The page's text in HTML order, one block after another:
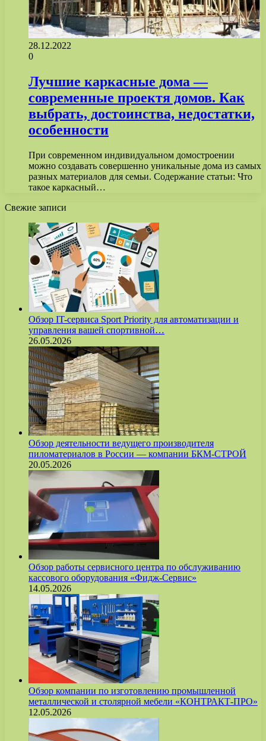
28.12.2022
0
Лучшие каркасные дома —
современные проектя домов. Как
выбрать, достоинства, недостатки,
особенности
При современном индивидуальном домостроении
можно создавать совершенно уникальные дома из самых
разных материалов для семьи. Содержание статьи: Что
такое каркасный…
Свежие записи
Обзор IT-сервиса Sport Priority для автоматизации и
управления вашей спортивной…
26.05.2026
Обзор деятельности ведущего производителя
пиломатериалов в России — компании БКМ-СТРОЙ
20.05.2026
Обзор работы сервисного центра по обслуживанию
кассового оборудования «Фидж-Сервис»
14.05.2026
Обзор компании по изготовлению промышленной
металлической и столярной мебели «КОНТРАКТ-ПРО»
12.05.2026